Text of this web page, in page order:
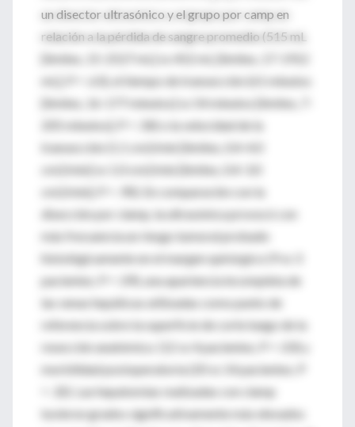
un disector ultrasónico y el grupo por camp en
relación a la pérdida de sangre promedio (515 mL
[límites, 15-2527 mL] vs 452 mL [límites, 17-1912
mL]; P = .63), el tiempo de transección (61 minutos
[límites, 16-177 minutos] vs 54 minutos [límites, 7-
205 minutos]; P = .58) o la velocidad de la
transección (1.1 cm2/min [límites, 0.4-4.0
cm2/min] vs 1.0 cm2/min [límites, 0.4-3.0
cm2/min]; P = .90). En comparación con la
disección por clamp, la ultrasónica provocó con
más frecuencia un riesgo tumoral probado
histológicamente en el margen quirúrgico (9 vs 3
pacientes; P = .09), una apariencia incompleta de
las venas hepáticas utilizadas como punto de
referencia sobre la superficie de corte luego de la
resección anatómica (12 vs 4 pacientes; P = .03) y
morbilidad postoperatoria (20 vs 14 pacientes; P
= .32). Las hepatomías realizadas con clamp
tuvieron grados significativamente más elevados